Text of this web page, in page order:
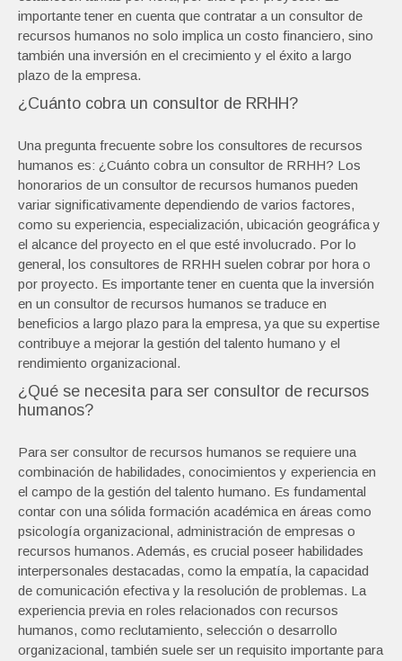
importante tener en cuenta que contratar a un consultor de
recursos humanos no solo implica un costo financiero, sino
también una inversión en el crecimiento y el éxito a largo
plazo de la empresa.
¿Cuánto cobra un consultor de RRHH?
Una pregunta frecuente sobre los consultores de recursos
humanos es: ¿Cuánto cobra un consultor de RRHH? Los
honorarios de un consultor de recursos humanos pueden
variar significativamente dependiendo de varios factores,
como su experiencia, especialización, ubicación geográfica y
el alcance del proyecto en el que esté involucrado. Por lo
general, los consultores de RRHH suelen cobrar por hora o
por proyecto. Es importante tener en cuenta que la inversión
en un consultor de recursos humanos se traduce en
beneficios a largo plazo para la empresa, ya que su expertise
contribuye a mejorar la gestión del talento humano y el
rendimiento organizacional.
¿Qué se necesita para ser consultor de recursos
humanos?
Para ser consultor de recursos humanos se requiere una
combinación de habilidades, conocimientos y experiencia en
el campo de la gestión del talento humano. Es fundamental
contar con una sólida formación académica en áreas como
psicología organizacional, administración de empresas o
recursos humanos. Además, es crucial poseer habilidades
interpersonales destacadas, como la empatía, la capacidad
de comunicación efectiva y la resolución de problemas. La
experiencia previa en roles relacionados con recursos
humanos, como reclutamiento, selección o desarrollo
organizacional, también suele ser un requisito importante para